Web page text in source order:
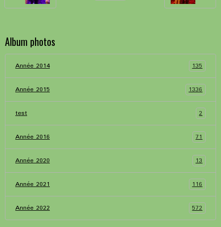
Album photos
Année 2014 135
Année 2015 1336
test 2
Année 2016 71
Année 2020 13
Année 2021 116
Année 2022 572